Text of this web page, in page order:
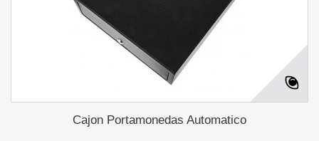
Cajon Portamonedas Automatico